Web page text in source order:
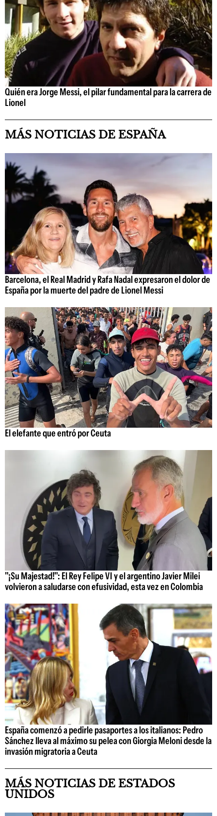
Quién era Jorge Messi, el pilar fundamental para la carrera de
Lionel
MÁS NOTICIAS DE ESPAÑA
Barcelona, el Real Madrid y Rafa Nadal expresaron el dolor de
España por la muerte del padre de Lionel Messi
El elefante que entró por Ceuta
"¡Su Majestad!": El Rey Felipe VI y el argentino Javier Milei
volvieron a saludarse con efusividad, esta vez en Colombia
España comenzó a pedirle pasaportes a los italianos: Pedro
Sánchez lleva al máximo su pelea con Giorgia Meloni desde la
invasión migratoria a Ceuta
MÁS NOTICIAS DE ESTADOS
UNIDOS